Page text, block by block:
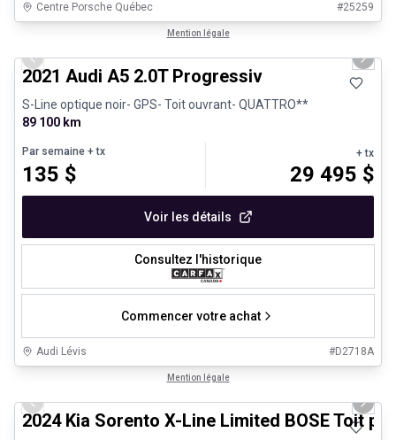
Centre Porsche Québec #25259
Mention légale
Previous slide Next
2021 Audi A5 2.0T Progressiv
S-Line optique noir- GPS- Toit ouvrant- QUATTRO**
89 100 km
Par semaine + tx
135 $
+ tx
29 495 $
Voir les détails
Consultez l'historique
Commencer votre achat
Audi Lévis #D2718A
Mention légale
Previous slide Next
2024 Kia Sorento X-Line Limited BOSE Toit